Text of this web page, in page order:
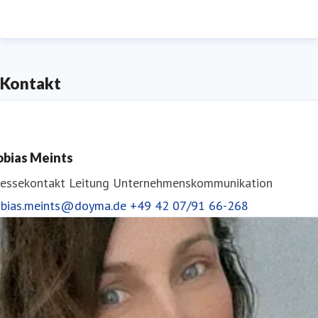
Kontakt
Meints
Leitung Unternehmenskommunikation
+49 42 07/91 66-268